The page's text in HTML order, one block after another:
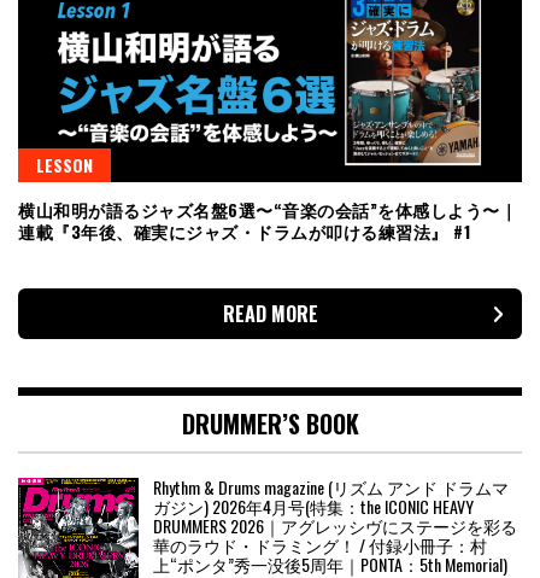
LESSON
横山和明が語るジャズ名盤6選〜“音楽の会話”を体感しよう〜｜
連載『3年後、確実にジャズ・ドラムが叩ける練習法』 #1
READ MORE
DRUMMER’S BOOK
Rhythm & Drums magazine (リズム アンド ドラムマ
ガジン) 2026年4月号(特集：the ICONIC HEAVY
DRUMMERS 2026｜アグレッシヴにステージを彩る
華のラウド・ドラミング！ / 付録小冊子：村
上“ポンタ”秀一没後5周年｜PONTA：5th Memorial)